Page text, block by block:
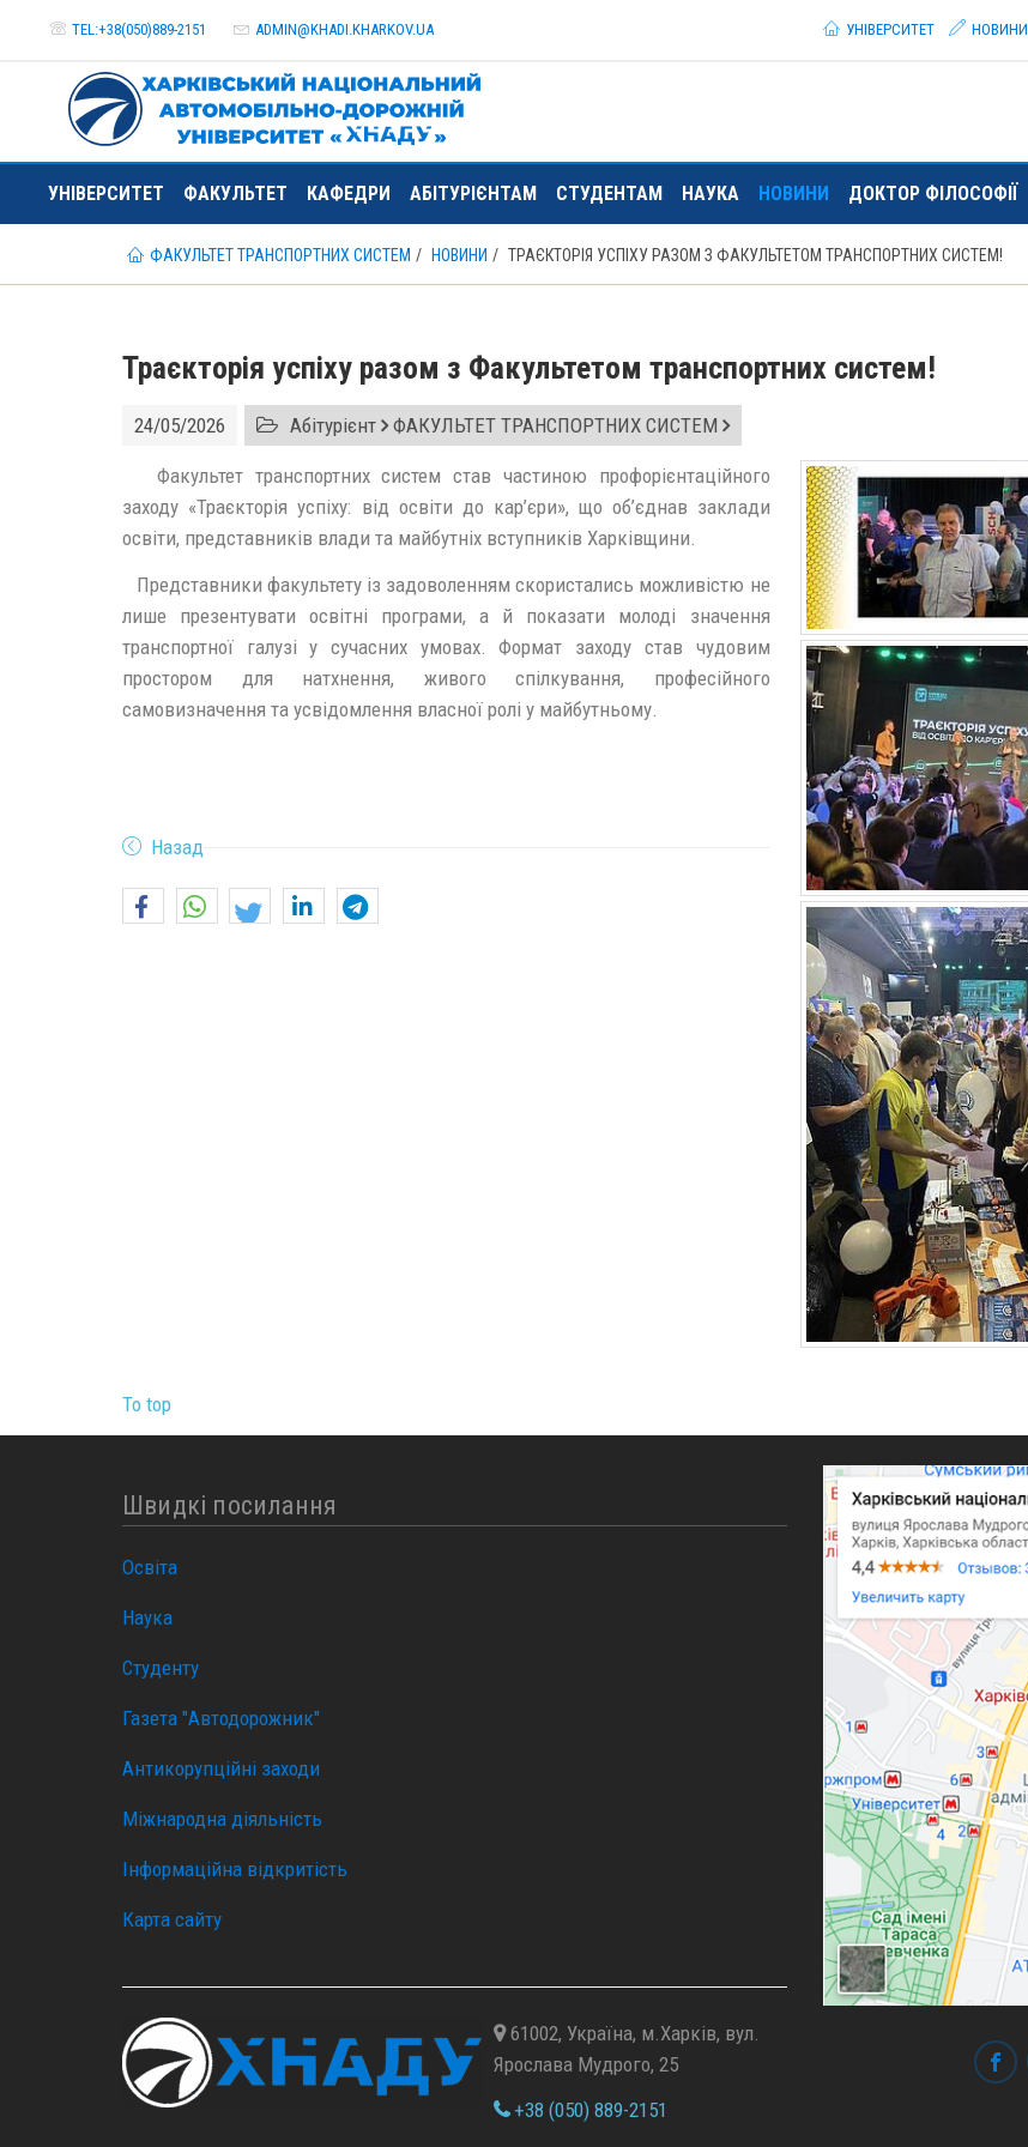
TEL:+38(050)889-2151 ADMIN@KHADI.KHARKOV.UA
УНІВЕРСИТЕТ
НОВИНИ
УНІВЕРСИТЕТ ФАКУЛЬТЕТ КАФЕДРИ АБІТУРІЄНТАМ СТУДЕНТАМ НАУКА НОВИНИ ДОКТОР ФІЛОСОФІЇ
ФАКУЛЬТЕТ ТРАНСПОРТНИХ СИСТЕМ НОВИНИ ТРАЄКТОРІЯ УСПІХУ РАЗОМ З ФАКУЛЬТЕТОМ ТРАНСПОРТНИХ СИСТЕМ!
Траєкторія успіху разом з Факультетом транспортних систем!
24/05/2026 Абітурієнт ФАКУЛЬТЕТ ТРАНСПОРТНИХ СИСТЕМ
Факультет транспортних систем став частиною профорієнтаційного
заходу «Траєкторія успіху: від освіти до кар’єри», що об’єднав заклади
освіти, представників влади та майбутніх вступників Харківщини.
Представники факультету із задоволенням скористались можливістю не
лише презентувати освітні програми, а й показати молоді значення
транспортної галузі у сучасних умовах. Формат заходу став чудовим
простором для натхнення, живого спілкування, професійного
самовизначення та усвідомлення власної ролі у майбутньому.
Назад
To top
Швидкі посилання
Освіта
Наука
Студенту
Газета "Автодорожник"
Антикорупційні заходи
Міжнародна діяльність
Інформаційна відкритість
Карта сайту
61002, Україна, м.Харків, вул.
Ярослава Мудрого, 25
+38 (050) 889-2151